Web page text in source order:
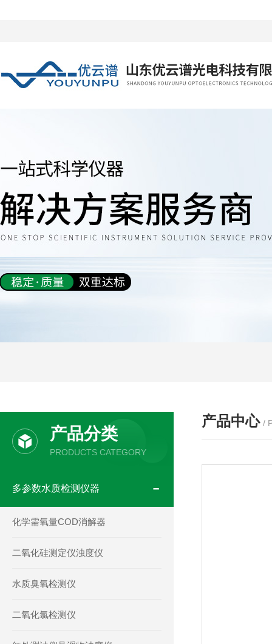
产品中心 /
产品分类
PRODUCTS CATEGORY
多参数水质检测仪器
化学需氧量COD消解器
二氧化硅测定仪浊度仪
水质臭氧检测仪
二氧化氯检测仪